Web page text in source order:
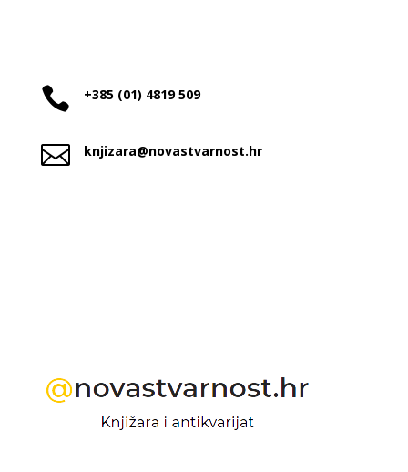
 +385 (01) 4819 509
 knjizara@novastvarnost.hr